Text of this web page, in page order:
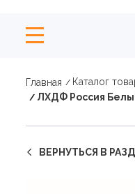
Главная Каталог
ЛХДФ Россия
ВЕРНУТЬСЯ В